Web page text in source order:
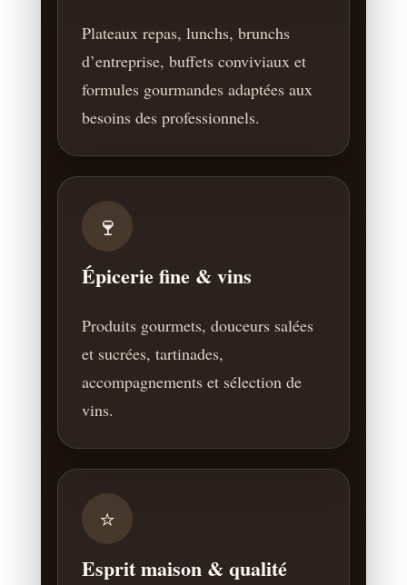
Plateaux repas, lunchs, brunchs
d’entreprise, buffets conviviaux et
formules gourmandes adaptées aux
besoins des professionnels.
🍷
Épicerie fine & vins
Produits gourmets, douceurs salées
et sucrées, tartinades,
accompagnements et sélection de
vins.
⭐
Esprit maison & qualité